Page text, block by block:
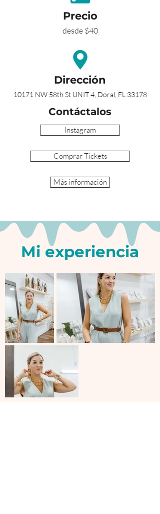
Precio
desde $40
Dirección
10171 NW 58th St UNIT 4, Doral, FL 33178
Contáctalos
Instagram
Comprar Tickets
Más información
Mi experiencia